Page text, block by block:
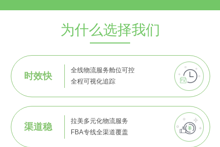
为什么选择我们
时效快
全线物流服务舱位可控
全程可视化追踪
渠道稳
拉美多元化物流服务
FBA专线全渠道覆盖